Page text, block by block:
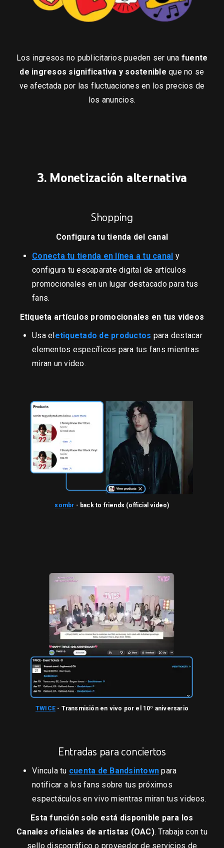
Los ingresos no publicitarios pueden ser una fuente
de ingresos significativa y sostenible que no se
ve afectada por las fluctuaciones en los precios de
los anuncios.
3. Monetización alternativa
Shopping
Configura tu tienda del canal
Conecta tu tienda en línea a tu canal y
configura tu escaparate digital de artículos
promocionales en un lugar destacado para tus
fans.
Etiqueta artículos promocionales en tus videos
Usa el etiquetado de productos para destacar
elementos específicos para tus fans mientras
miran un video.
sombr - back to friends (official video)
TWICE- Transmisión en vivo por el 10º aniversario
Entradas para conciertos
Vincula tu cuenta de Bandsintown para
notificar a los fans sobre tus próximos
espectáculos en vivo mientras miran tus videos.
Esta función solo está disponible para los
Canales oficiales de artistas (OAC). Trabaja con tu
sello discográfico o proveedor de servicios de